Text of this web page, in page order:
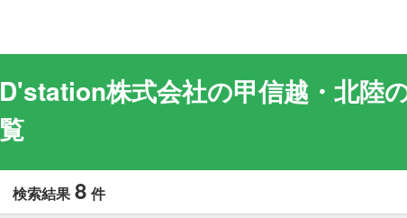
D'station株式会社の甲信越・北陸
覧
検索結果 8 件